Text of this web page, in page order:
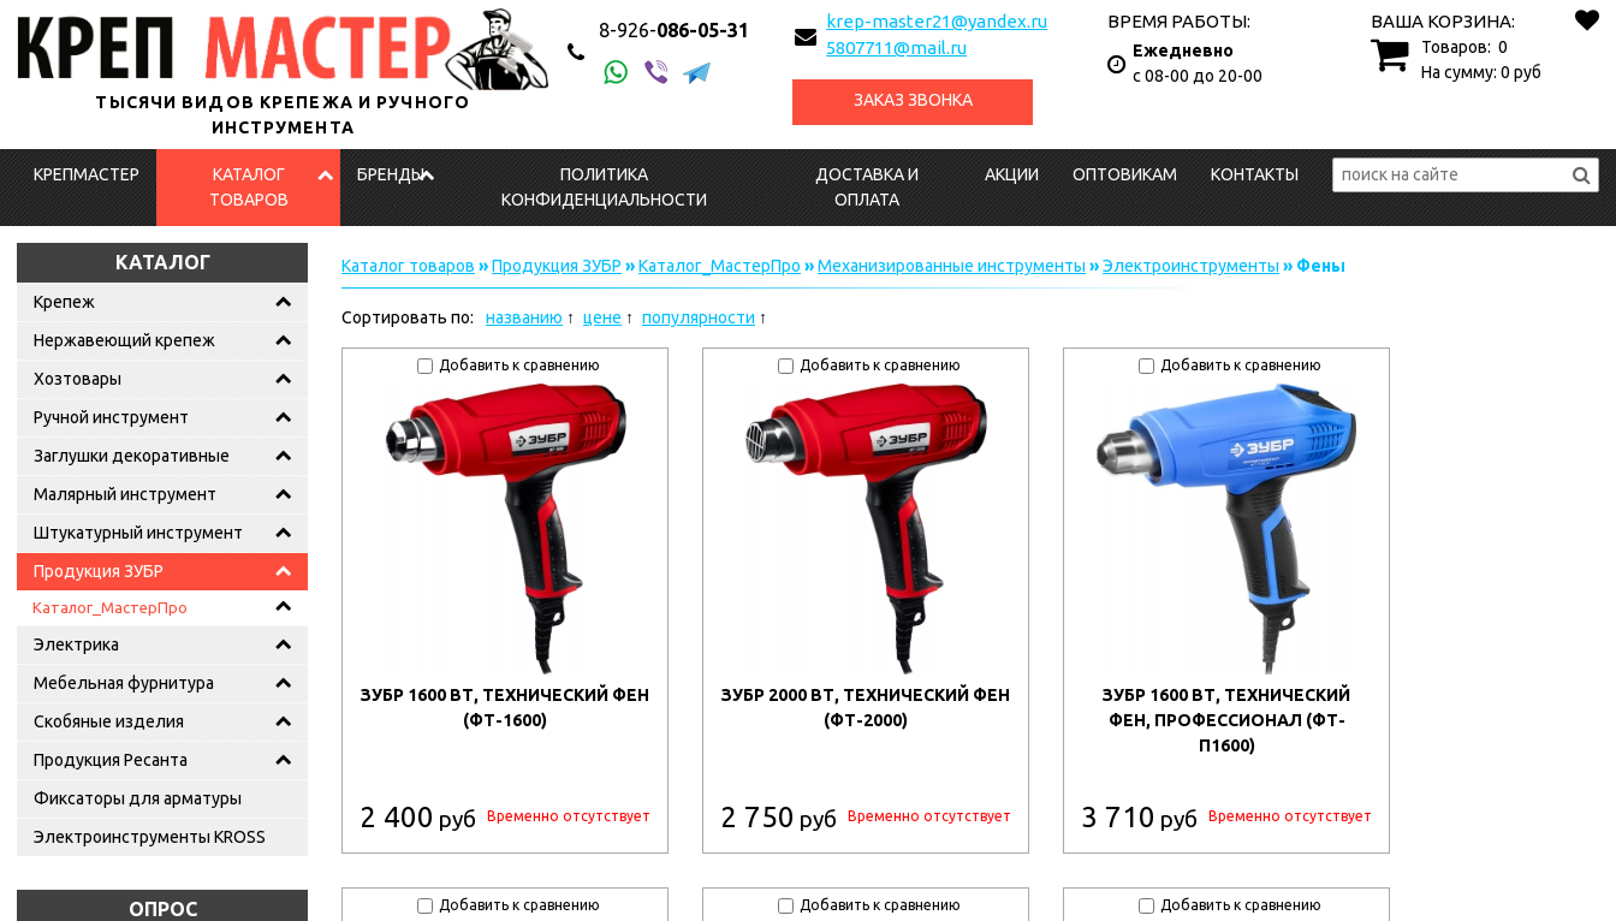
ТЫСЯЧИ ВИДОВ КРЕПЕЖА И РУЧНОГО
ИНСТРУМЕНТА
8-926-086-05-31
krep-master21@yandex.ru
5807711@mail.ru
ЗАКАЗ ЗВОНКА
ВРЕМЯ РАБОТЫ:
Ежедневно
с 08-00 до 20-00
ВАША КОРЗИНА:
Товаров: 0
На сумму: 0 руб
КРЕПМАСТЕР
КАТАЛОГ
ТОВАРОВ
БРЕНДЫ
ПОЛИТИКА
КОНФИДЕНЦИАЛЬНОСТИ
ДОСТАВКА И
ОПЛАТА
АКЦИИ ОПТОВИКАМ КОНТАКТЫ
КАТАЛОГ
Крепеж
Нержавеющий крепеж
Хозтовары
Ручной инструмент
Заглушки декоративные
Малярный инструмент
Штукатурный инструмент
Продукция ЗУБР
Каталог_МастерПро
Электрика
Мебельная фурнитура
Скобяные изделия
Продукция Ресанта
Фиксаторы для арматуры
Электроинструменты KROSS
ОПРОС
Каталог товаров »Продукция ЗУБР »Каталог_МастерПро »Механизированные инструменты »Электроинструменты » Фены
Сортировать по: названию цене популярности
Добавить к сравнению
ЗУБР 1600 ВТ, ТЕХНИЧЕСКИЙ ФЕН
(ФТ-1600)
2 400 руб Временно отсутствует
Добавить к сравнению
ЗУБР 2000 ВТ, ТЕХНИЧЕСКИЙ ФЕН
(ФТ-2000)
2 750 руб Временно отсутствует
Добавить к сравнению
ЗУБР 1600 ВТ, ТЕХНИЧЕСКИЙ
ФЕН, ПРОФЕССИОНАЛ (ФТ-
П1600)
3 710 руб Временно отсутствует
Добавить к сравнению Добавить к сравнению Добавить к сравнению